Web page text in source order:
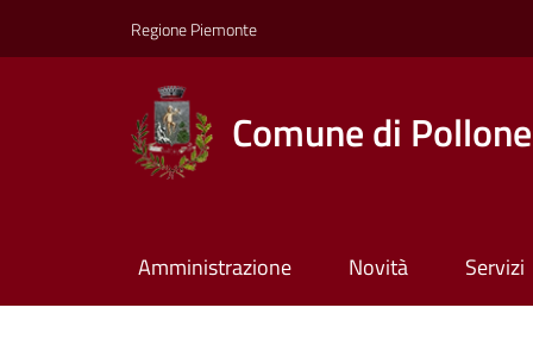
Regione Piemonte
Comune di Pollone
Amministrazione Novità Servizi